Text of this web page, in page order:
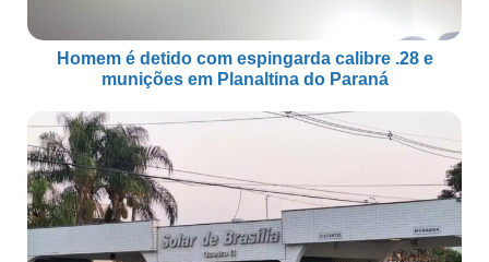
Homem é detido com espingarda calibre .28 e
munições em Planaltina do Paraná